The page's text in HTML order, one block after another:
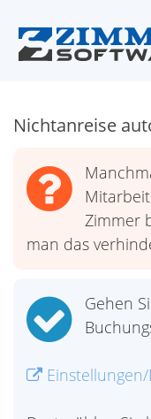
Nichtanreise
Zimmer
man das
Gehen